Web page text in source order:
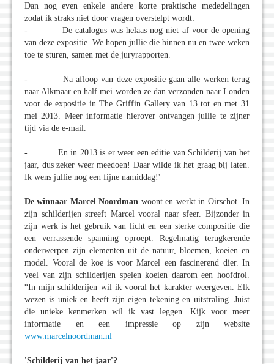
Dan nog even enkele andere korte praktische mededelingen
zodat ik straks niet door vragen overstelpt wordt:
- De catalogus was helaas nog niet af voor de opening
van deze expositie. We hopen jullie die binnen nu en twee weken
toe te sturen, samen met de juryrapporten.
- Na afloop van deze expositie gaan alle werken terug
naar Alkmaar en half mei worden ze dan verzonden naar Londen
voor de expositie in The Griffin Gallery van 13 tot en met 31
mei 2013. Meer informatie hierover ontvangen jullie te zijner
tijd via de e-mail.
- En in 2013 is er weer een editie van Schilderij van het
jaar, dus zeker weer meedoen! Daar wilde ik het graag bij laten.
Ik wens jullie nog een fijne namiddag!'
De winnaar Marcel Noordman woont en werkt in Oirschot. In
zijn schilderijen streeft Marcel vooral naar sfeer. Bijzonder in
zijn werk is het gebruik van licht en een sterke compositie die
een verrassende spanning oproept. Regelmatig terugkerende
onderwerpen zijn elementen uit de natuur, bloemen, koeien en
model. Vooral de koe is voor Marcel een fascinerend dier. In
veel van zijn schilderijen spelen koeien daarom een hoofdrol.
“In mijn schilderijen wil ik vooral het karakter weergeven. Elk
wezen is uniek en heeft zijn eigen tekening en uitstraling. Juist
die unieke kenmerken wil ik vast leggen. Kijk voor meer
informatie en een impressie op zijn website
www.marcelnoordman.nl
'Schilderij van het jaar'?